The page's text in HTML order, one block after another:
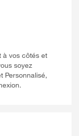
à vos côtés et
soyez
Personnalisé,